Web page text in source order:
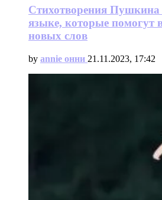
Стихотворения Пушкина
языке, которые помогут
новых слов
by annie онни 21.11.2023, 17:42